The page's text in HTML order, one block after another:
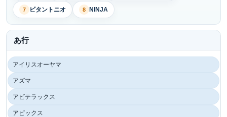
7 ビタントニオ 8 NINJA
あ行
アイリスオーヤマ
アズマ
アビテラックス
アピックス